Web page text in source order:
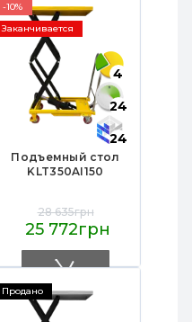
-10%
Заканчивается
4
24
24
Подъемный стол
KLT350AI150
28 635грн
25 772грн
Продано